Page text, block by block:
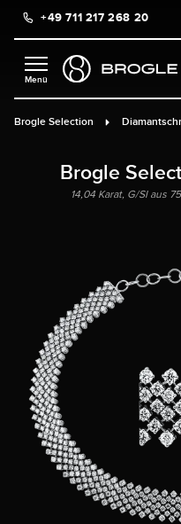
springen
+49 711 217 268 20
Brogle Selection
Brogle
14,04 Karat, G/SI aus